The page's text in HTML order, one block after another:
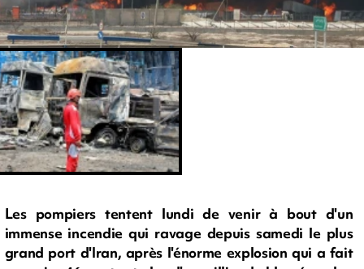
Les pompiers tentent lundi de venir à bout d'un
immense incendie qui ravage depuis samedi le plus
grand port d'Iran, après l'énorme explosion qui a fait